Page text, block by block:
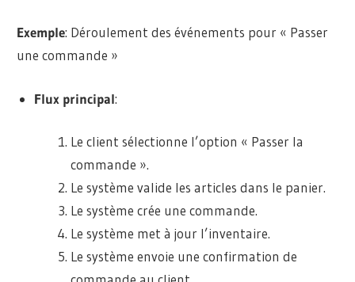
Exemple: Déroulement des événements pour « Passer
une commande »
Flux principal:
Le client sélectionne l’option « Passer la
commande ».
Le système valide les articles dans le panier.
Le système crée une commande.
Le système met à jour l’inventaire.
Le système envoie une confirmation de